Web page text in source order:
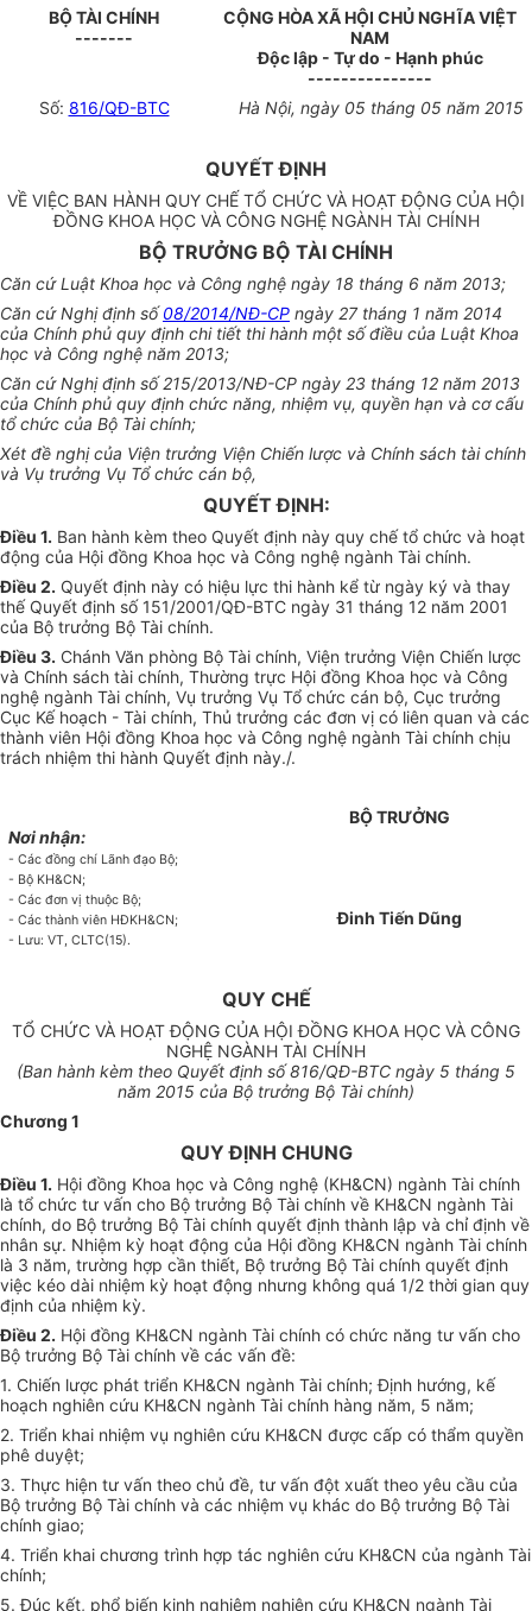
BỘ TÀI CHÍNH
-------
CỘNG HÒA XÃ HỘI CHỦ NGHĨA VIỆT
NAM
Độc lập - Tự do - Hạnh phúc
---------------
Số: 816/QĐ-BTC Hà Nội, ngày 05 tháng 05 năm 2015
QUYẾT ĐỊNH
VỀ VIỆC BAN HÀNH QUY CHẾ TỔ CHỨC VÀ HOẠT ĐỘNG CỦA HỘI
ĐỒNG KHOA HỌC VÀ CÔNG NGHỆ NGÀNH TÀI CHÍNH
BỘ TRƯỞNG BỘ TÀI CHÍNH
Căn cứ Luật Khoa học và Công nghệ ngày 18 tháng 6 năm 2013;
Căn cứ Nghị định số08/2014/NĐ-CP ngày 27 tháng 1 năm 2014
của Chính phủ quy định chi tiết thi hành một số điều của Luật Khoa
học và Công nghệ năm 2013;
Căn cứ Nghị định số 215/2013/NĐ-CP ngày 23 tháng 12 năm 2013
của Chính phủ quy định chức năng, nhiệm vụ, quyền hạn và cơ cấu
tổ chức của Bộ Tài chính;
Xét đề nghị của Viện trưởng Viện Chiến lược và Chính sách tài chính
và Vụ trưởng Vụ Tổ chức cán bộ,
QUYẾT ĐỊNH:
Điều 1. Ban hành kèm theo Quyết định này quy chế tổ chức và hoạt
động của Hội đồng Khoa học và Công nghệ ngành Tài chính.
Điều 2. Quyết định này có hiệu lực thi hành kể từ ngày ký và thay
thế Quyết định số 151/2001/QĐ-BTC ngày 31 tháng 12 năm 2001
của Bộ trưởng Bộ Tài chính.
Điều 3. Chánh Văn phòng Bộ Tài chính, Viện trưởng Viện Chiến lược
và Chính sách tài chính, Thường trực Hội đồng Khoa học và Công
nghệ ngành Tài chính, Vụ trưởng Vụ Tổ chức cán bộ, Cục trưởng
Cục Kế hoạch - Tài chính, Thủ trưởng các đơn vị có liên quan và các
thành viên Hội đồng Khoa học và Công nghệ ngành Tài chính chịu
trách nhiệm thi hành Quyết định này./.
Nơi nhận:
-Các đồng chí Lãnh đạo Bộ;
- Bộ KH&CN;
-Các đơn vị thuộc Bộ;
-Các thành viên HĐKH&CN;
- Lưu: VT, CLTC(15).
BỘ TRƯỞNG
Đinh Tiến Dũng
QUY CHẾ
TỔ CHỨC VÀ HOẠT ĐỘNG CỦA HỘI ĐỒNG KHOA HỌC VÀ CÔNG
NGHỆ NGÀNH TÀI CHÍNH
(Ban hành kèm theo Quyết định số816/QĐ-BTC ngày 5 tháng 5
năm 2015 của Bộ trưởng Bộ Tài chính)
Chương 1
QUY ĐỊNH CHUNG
Điều 1. Hội đồng Khoa học và Công nghệ (KH&CN) ngành Tài chính
là tổ chức tư vấn cho Bộ trưởng Bộ Tài chính về KH&CN ngành Tài
chính, do Bộ trưởng Bộ Tài chính quyết định thành lập và chỉ định về
nhân sự. Nhiệm kỳ hoạt động của Hội đồng KH&CN ngành Tài chính
là 3 năm, trường hợp cần thiết, Bộ trưởng Bộ Tài chính quyết định
việc kéo dài nhiệm kỳ hoạt động nhưng không quá 1/2 thời gian quy
định của nhiệm kỳ.
Điều 2. Hội đồng KH&CN ngành Tài chính có chức năng tư vấn cho
Bộ trưởng Bộ Tài chính về các vấn đề:
1. Chiến lược phát triển KH&CN ngành Tài chính; Định hướng, kế
hoạch nghiên cứu KH&CN ngành Tài chính hàng năm, 5 năm;
2. Triển khai nhiệm vụ nghiên cứu KH&CN được cấp có thẩm quyền
phê duyệt;
3. Thực hiện tư vấn theo chủ đề, tư vấn đột xuất theo yêu cầu của
Bộ trưởng Bộ Tài chính và các nhiệm vụ khác do Bộ trưởng Bộ Tài
chính giao;
4. Triển khai chương trình hợp tác nghiên cứu KH&CN của ngành Tài
chính;
5.Đúc kết, phổ biến kinh nghiệm nghiên cứu KH&CN ngành Tài